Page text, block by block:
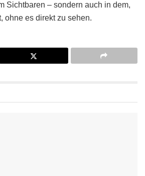
Sichtbaren – sondern auch in dem,
ohne es direkt zu sehen.